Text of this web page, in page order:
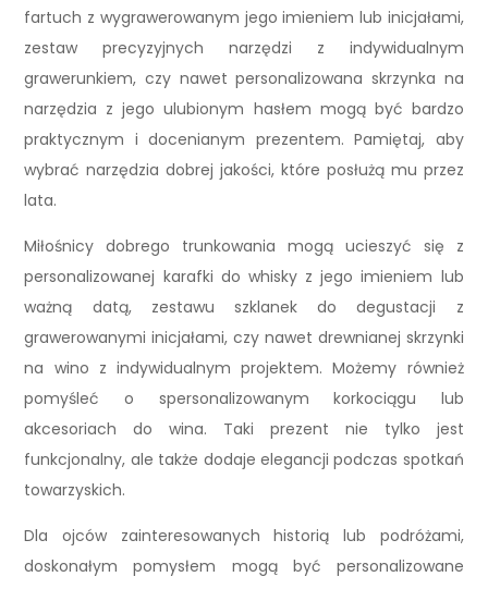
fartuch z wygrawerowanym jego imieniem lub inicjałami,
zestaw precyzyjnych narzędzi z indywidualnym
grawerunkiem, czy nawet personalizowana skrzynka na
narzędzia z jego ulubionym hasłem mogą być bardzo
praktycznym i docenianym prezentem. Pamiętaj, aby
wybrać narzędzia dobrej jakości, które posłużą mu przez
lata.
Miłośnicy dobrego trunkowania mogą ucieszyć się z
personalizowanej karafki do whisky z jego imieniem lub
ważną datą, zestawu szklanek do degustacji z
grawerowanymi inicjałami, czy nawet drewnianej skrzynki
na wino z indywidualnym projektem. Możemy również
pomyśleć o spersonalizowanym korkociągu lub
akcesoriach do wina. Taki prezent nie tylko jest
funkcjonalny, ale także dodaje elegancji podczas spotkań
towarzyskich.
Dla ojców zainteresowanych historią lub podróżami,
doskonałym pomysłem mogą być personalizowane